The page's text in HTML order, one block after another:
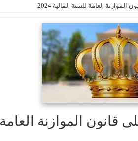
العامة للسنة المالية 2024
قانون الموازنة العامة